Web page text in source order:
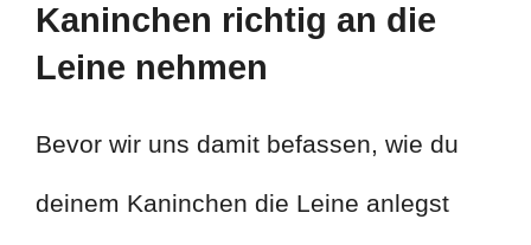
Kaninchen richtig an die
Leine nehmen
Bevor wir uns damit befassen, wie du
deinem Kaninchen die Leine anlegst